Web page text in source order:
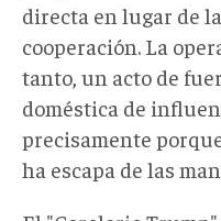
directa en lugar de
cooperación. La
tanto, un acto de
doméstica de
precisamente
ha escapa de las